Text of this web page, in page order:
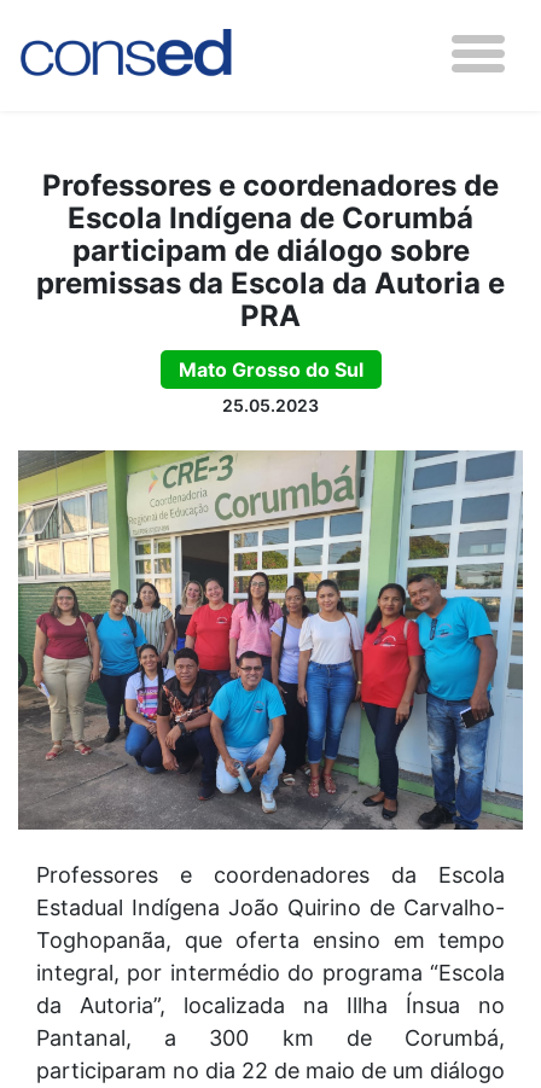
Professores e coordenadores de
Escola Indígena de Corumbá
participam de diálogo sobre
premissas da Escola da Autoria e
PRA
Mato Grosso do Sul
25.05.2023
Professores e coordenadores da Escola
Estadual Indígena João Quirino de Carvalho-
Toghopanãa, que oferta ensino em tempo
integral, por intermédio do programa “Escola
da Autoria”, localizada na Illha Ínsua no
Pantanal, a 300 km de Corumbá,
participaram no dia 22 de maio de um diálogo